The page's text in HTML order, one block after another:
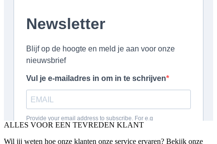
ALLES VOOR EEN TEVREDEN KLANT
Wil jij weten hoe onze klanten onze service ervaren? Bekijk onze